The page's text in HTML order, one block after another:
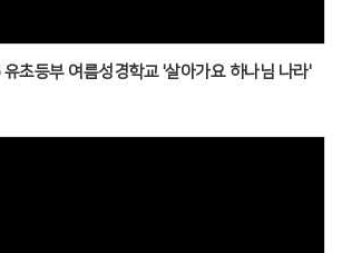
초등부 여름성경학교 '살아가요 하나님 나라'